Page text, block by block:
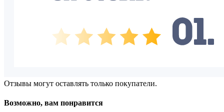
Отзывы могут оставлять только покупатели.
Возможно, вам понравится